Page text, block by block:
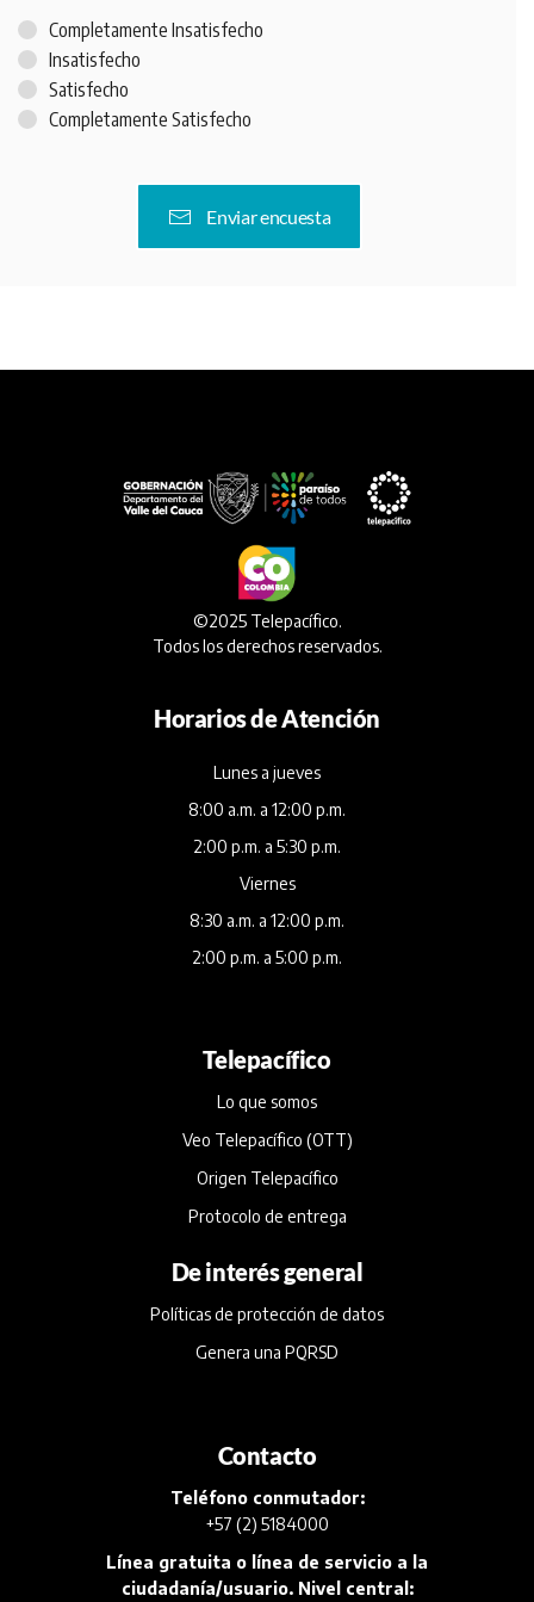
Completamente Insatisfecho
Insatisfecho
Satisfecho
Completamente Satisfecho
Enviar encuesta
©2025 Telepacífico.
Todos los derechos reservados.
Horarios de Atención
Lunes a jueves
8:00 a.m. a 12:00 p.m.
2:00 p.m. a 5:30 p.m.
Viernes
8:30 a.m. a 12:00 p.m.
2:00 p.m. a 5:00 p.m.
Telepacífico
Lo que somos
Veo Telepacífico (OTT)
Origen Telepacífico
Protocolo de entrega
De interés general
Políticas de protección de datos
Genera una PQRSD
Contacto
Teléfono conmutador:
+57 (2) 5184000
Línea gratuita o línea de servicio a la
ciudadanía/usuario. Nivel central: